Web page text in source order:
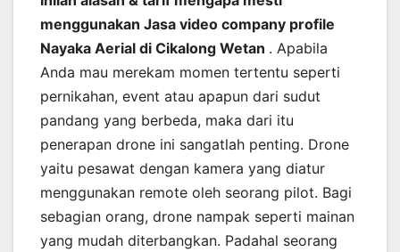
menggunakan Jasa video company profile
Nayaka Aerial di Cikalong Wetan . Apabila
Anda mau merekam momen tertentu seperti
pernikahan, event atau apapun dari sudut
pandang yang berbeda, maka dari itu
penerapan drone ini sangatlah penting. Drone
yaitu pesawat dengan kamera yang diatur
menggunakan remote oleh seorang pilot. Bagi
sebagian orang, drone nampak seperti mainan
yang mudah diterbangkan. Padahal seorang